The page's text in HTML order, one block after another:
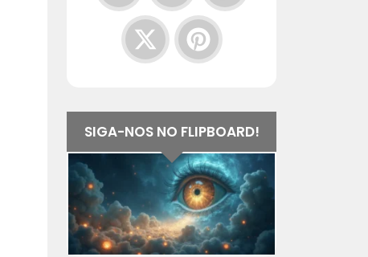
SIGA-NOS NO FLIPBOARD!